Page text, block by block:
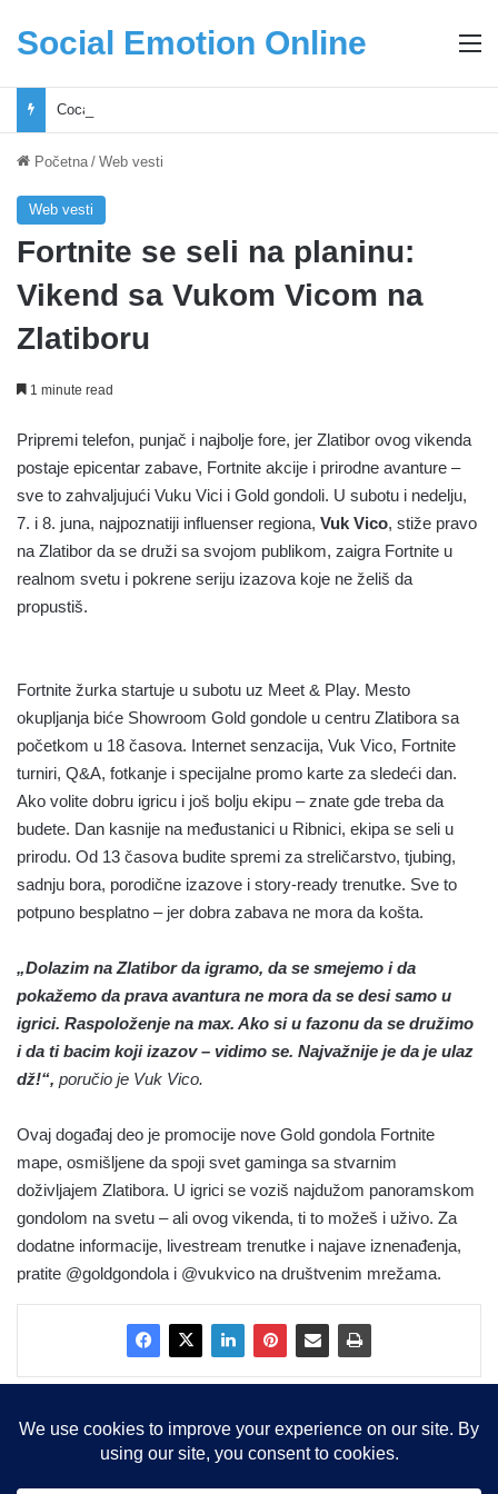
Social Emotion Online
Početna / Web vesti
Web vesti
Fortnite se seli na planinu:
Vikend sa Vukom Vicom na
Zlatiboru
1 minute read
Pripremi telefon, punjač i najbolje fore, jer Zlatibor ovog vikenda
postaje epicentar zabave, Fortnite akcije i prirodne avanture –
sve to zahvaljujući Vuku Vici i Gold gondoli. U subotu i nedelju,
7. i 8. juna, najpoznatiji influenser regiona, Vuk Vico, stiže pravo
na Zlatibor da se druži sa svojom publikom, zaigra Fortnite u
realnom svetu i pokrene seriju izazova koje ne želiš da
propustiš.
Fortnite žurka startuje u subotu uz Meet & Play. Mesto
okupljanja biće Showroom Gold gondole u centru Zlatibora sa
početkom u 18 časova. Internet senzacija, Vuk Vico, Fortnite
turniri, Q&A, fotkanje i specijalne promo karte za sledeći dan.
Ako volite dobru igricu i još bolju ekipu – znate gde treba da
budete. Dan kasnije na međustanici u Ribnici, ekipa se seli u
prirodu. Od 13 časova budite spremi za streličarstvo, tjubing,
sadnju bora, porodične izazove i story-ready trenutke. Sve to
potpuno besplatno – jer dobra zabava ne mora da košta.
„Dolazim na Zlatibor da igramo, da se smejemo i da
pokažemo da prava avantura ne mora da se desi samo u
igrici. Raspoloženje na max. Ako si u fazonu da se družimo
i da ti bacim koji izazov – vidimo se. Najvažnije je da je ulaz
dž!“, poručio je Vuk Vico.
Ovaj događaj deo je promocije nove Gold gondola Fortnite
mape, osmišljene da spoji svet gaminga sa stvarnim
doživljajem Zlatibora. U igrici se voziš najdužom panoramskom
gondolom na svetu – ali ovog vikenda, ti to možeš i uživo. Za
dodatne informacije, livestream trenutke i najave iznenađenja,
pratite @goldgondola i @vukvico na društvenim mrežama.
Copyright © 2015-2025, Sva prava zadržana | LBS Team d.o.o.